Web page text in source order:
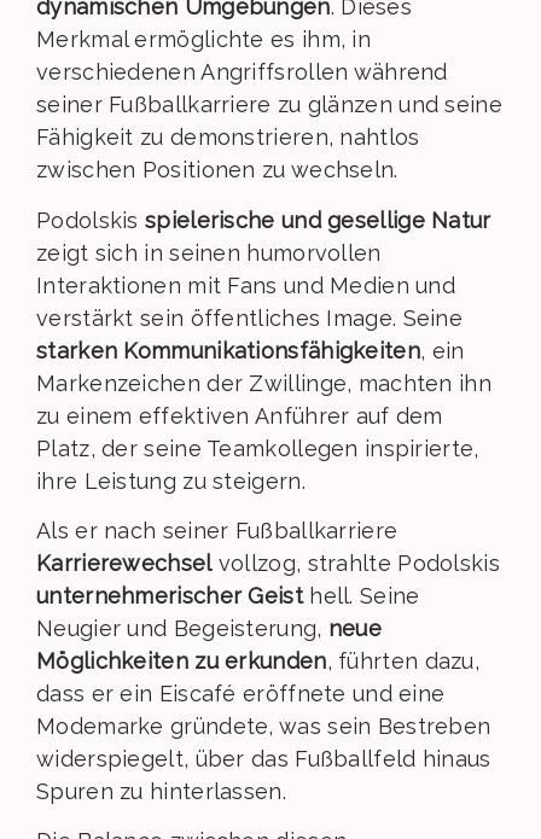
dynamischen Umgebungen. Dieses
Merkmal ermöglichte es ihm, in
verschiedenen Angriffsrollen während
seiner Fußballkarriere zu glänzen und seine
Fähigkeit zu demonstrieren, nahtlos
zwischen Positionen zu wechseln.
Podolskis spielerische und gesellige Natur
zeigt sich in seinen humorvollen
Interaktionen mit Fans und Medien und
verstärkt sein öffentliches Image. Seine
starken Kommunikationsfähigkeiten, ein
Markenzeichen der Zwillinge, machten ihn
zu einem effektiven Anführer auf dem
Platz, der seine Teamkollegen inspirierte,
ihre Leistung zu steigern.
Als er nach seiner Fußballkarriere
Karrierewechselvollzog, strahlte Podolskis
unternehmerischer Geisthell. Seine
Neugier und Begeisterung, neue
Möglichkeiten zu erkunden, führten dazu,
dass er ein Eiscafé eröffnete und eine
Modemarke gründete, was sein Bestreben
widerspiegelt, über das Fußballfeld hinaus
Spuren zu hinterlassen.